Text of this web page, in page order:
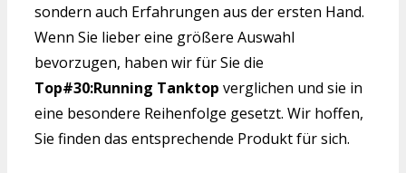
sondern auch Erfahrungen aus der ersten Hand.
Wenn Sie lieber eine größere Auswahl
bevorzugen, haben wir für Sie die
Top#30:Running Tanktop verglichen und sie in
eine besondere Reihenfolge gesetzt. Wir hoffen,
Sie finden das entsprechende Produkt für sich.